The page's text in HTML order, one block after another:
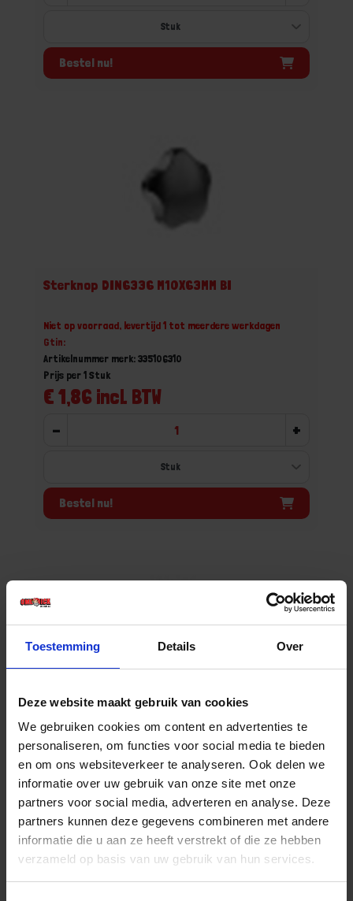
Toestemming Details Over
Deze website maakt gebruik van cookies
We gebruiken cookies om content en advertenties te
personaliseren, om functies voor social media te bieden
en om ons websiteverkeer te analyseren. Ook delen we
informatie over uw gebruik van onze site met onze
partners voor social media, adverteren en analyse. Deze
partners kunnen deze gegevens combineren met andere
informatie die u aan ze heeft verstrekt of die ze hebben
verzameld op basis van uw gebruik van hun services.
Bestel nu!
Sterknop DIN6336 M10X63MM BI
Niet op voorraad, levertijd 1 tot meerdere werkdagen
Gtin:
Artikelnummer merk: 335106310
€ 1,86 incl. BTW
Prijs per 1 Stuk
- +
Bestel nu!
Sterknop DIN6336 M5X32MM BI
Niet op voorraad, levertijd 1 tot meerdere werkdagen
Gtin:
Artikelnummer merk: 335103205
€ 0,56 incl. BTW
Prijs per 1 Stuk